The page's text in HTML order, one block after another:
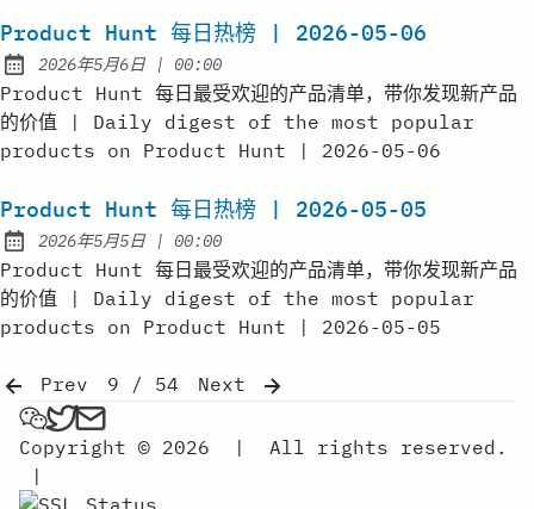
Product Hunt 每日热榜 | 2026-05-06
Published:
2026年5月6日| at
00:00
Product Hunt 每日最受欢迎的产品清单，带你发现新产品
的价值 | Daily digest of the most popular
products on Product Hunt | 2026-05-06
Product Hunt 每日热榜 | 2026-05-05
Published:
2026年5月5日| at
00:00
Product Hunt 每日最受欢迎的产品清单，带你发现新产品
的价值 | Daily digest of the most popular
products on Product Hunt | 2026-05-05
Prev 9 / 54
Next
弗雷FREE on Wechat
弗雷FREE on Twitter
Send an email to 弗雷free
Copyright © 2026
|
All rights reserved.
|